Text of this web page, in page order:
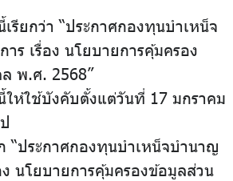
เรียกว่า “ประกาศกองทุนบำเหน็จ
ร เรื่อง นโยบายการคุ้มครอง
พ.ศ. 2568”
ให้ใช้บังคับตั้งแต่วันที่ 17 มกราคม
“ประกาศกองทุนบำเหน็จบำนาญ
ง นโยบายการคุ้มครองข้อมูลส่วน